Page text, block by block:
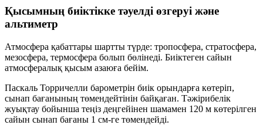
Қысымның биіктікке тәуелді өзгеруі және
альтиметр
Атмосфера қабаттары шартты түрде: тропосфера, стратосфера,
мезосфера, термосфера болып бөлінеді. Биіктеген сайын
атмосфералық қысым азаюға бейім.
Паскаль Торричелли барометрін биік орындарға көтеріп,
сынап бағанының төмендейтінін байқаған. Тәжірибелік
жуықтау бойынша теңіз деңгейінен шамамен 120 м көтерілген
сайын сынап бағаны 1 см-ге төмендейді.